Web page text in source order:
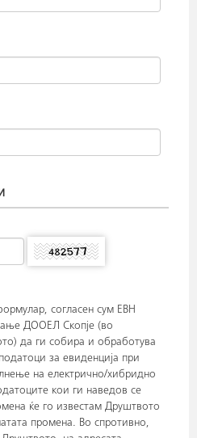
согласен сум ЕВН
ДООЕЛ Скопје (во
да ги собира и обработува
за евиденција при
на електрично/хибридно
кои ги наведов се
ќе го известам Друштвото
промена. Во спротивно,